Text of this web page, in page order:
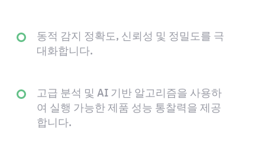
동적 감지 정확도, 신뢰성 및 정밀도를 극
대화합니다.
고급 분석 및 AI 기반 알고리즘을 사용하
여 실행 가능한 제품 성능 통찰력을 제공
합니다.